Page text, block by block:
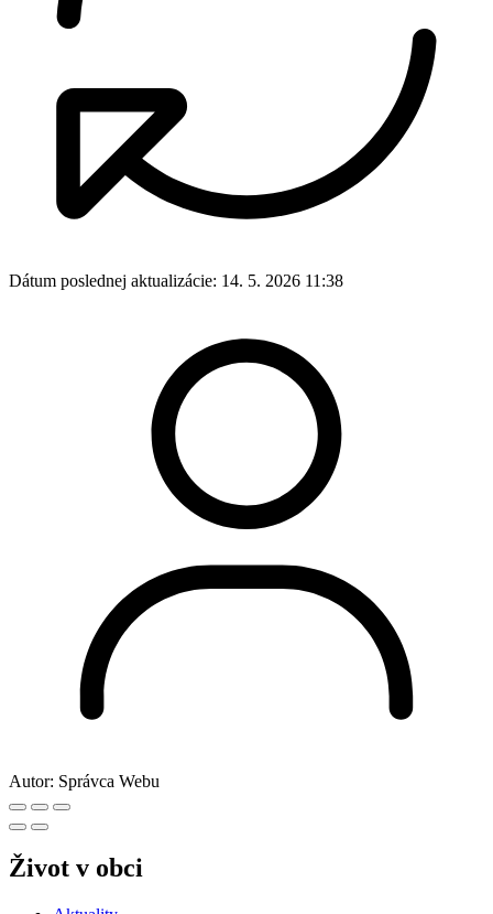
Dátum poslednej aktualizácie: 14. 5. 2026 11:38
Autor: Správca Webu
Život v obci